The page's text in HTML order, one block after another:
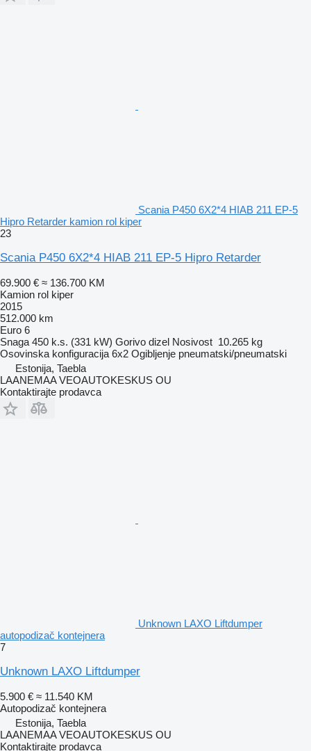
Scania P450 6X2*4 HIAB 211 EP-5
Hipro Retarder kamion rol kiper
23
Scania P450 6X2*4 HIAB 211 EP-5 Hipro Retarder
69.900 € ≈ 136.700 KM
Kamion rol kiper
2015
512.000 km
Euro 6
Snaga 450 k.s. (331 kW) Gorivo dizel Nosivost 10.265 kg
Osovinska konfiguracija 6x2 Ogibljenje pneumatski/pneumatski
Estonija, Taebla
LAANEMAA VEOAUTOKESKUS OU
Kontaktirajte prodavca
Unknown LAXO Liftdumper
autopodizač kontejnera
7
Unknown LAXO Liftdumper
5.900 € ≈ 11.540 KM
Autopodizač kontejnera
Estonija, Taebla
LAANEMAA VEOAUTOKESKUS OU
Kontaktirajte prodavca